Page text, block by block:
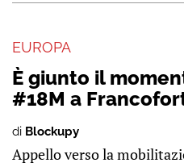
EUROPA
È giunto il
#18M a
di Blockupy
Appello verso la